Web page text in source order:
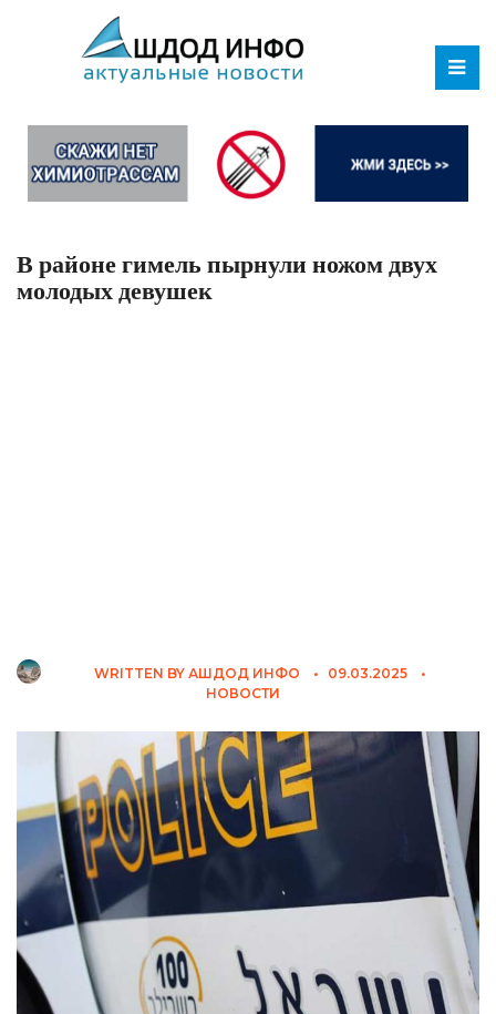
В районе гимель пырнули ножом двух
молодых девушек
WRITTEN BY АШДОД ИНФО • 09.03.2025
•
НОВОСТИ